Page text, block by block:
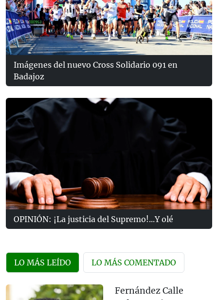
Imágenes del nuevo Cross Solidario 091 en
Badajoz
OPINIÓN: ¡La justicia del Supremo!...Y olé
LO MÁS LEÍDO LO MÁS COMENTADO
Fernández Calle